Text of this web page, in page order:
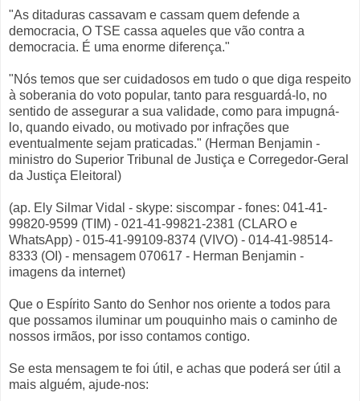
"As ditaduras cassavam e cassam quem defende a
democracia, O TSE cassa aqueles que vão contra a
democracia. É uma enorme diferença."
"Nós temos que ser cuidadosos em tudo o que diga respeito
à soberania do voto popular, tanto para resguardá-lo, no
sentido de assegurar a sua validade, como para impugná-
lo, quando eivado, ou motivado por infrações que
eventualmente sejam praticadas." (Herman Benjamin -
ministro do Superior Tribunal de Justiça e Corregedor-Geral
da Justiça Eleitoral)
(ap. Ely Silmar Vidal - skype: siscompar - fones: 041-41-
99820-9599 (TIM) - 021-41-99821-2381 (CLARO e
WhatsApp) - 015-41-99109-8374 (VIVO) - 014-41-98514-
8333 (OI) - mensagem 070617 - Herman Benjamin -
imagens da internet)
Que o Espírito Santo do Senhor nos oriente a todos para
que possamos iluminar um pouquinho mais o caminho de
nossos irmãos, por isso contamos contigo.
Se esta mensagem te foi útil, e achas que poderá ser útil a
mais alguém, ajude-nos: